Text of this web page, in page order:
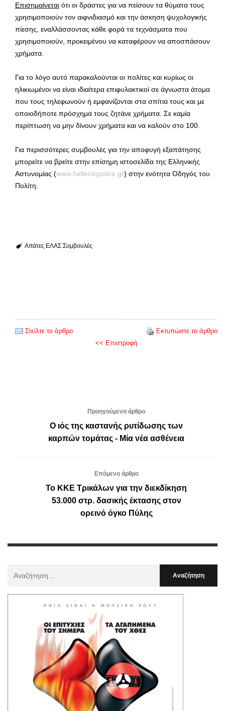
Επισημαίνεται ότι οι δράστες για να πείσουν τα θύματα τους
χρησιμοποιούν τον αιφνιδιασμό και την άσκηση ψυχολογικής
πίεσης, εναλλάσσοντας κάθε φορά τα τεχνάσματα που
χρησιμοποιούν, προκειμένου να καταφέρουν να αποσπάσουν
χρήματα.
Για το λόγο αυτό παρακαλούνται οι πολίτες και κυρίως οι
ηλικιωμένοι να είναι ιδιαίτερα επιφυλακτικοί σε άγνωστα άτομα
που τους τηλεφωνούν ή εμφανίζονται στα σπίτια τους και με
οποιοδήποτε πρόσχημα τους ζητάνε χρήματα. Σε καμία
περίπτωση να μην δίνουν χρήματα και να καλούν στο 100.
Για περισσότερες συμβουλές για την αποφυγή εξαπάτησης
μπορείτε να βρείτε στην επίσημη ιστοσελίδα της Ελληνικής
Αστυνομίας (www.hellenicpolice.gr) στην ενότητα Οδηγός του
Πολίτη.
Απάτες ΕΛΑΣ Συμβουλές
Στείλτε το άρθρο
Εκτυπώστε το άρθρο
<< Επιστροφή
Προηγούμενο άρθρο
Ο ιός της καστανής ρυτίδωσης των
καρπών τομάτας - Μία νέα ασθένεια
Επόμενο άρθρο
Το ΚΚΕ Τρικάλων για την διεκδίκηση
53.000 στρ. δασικής έκτασης στον
ορεινό όγκο Πύλης
: